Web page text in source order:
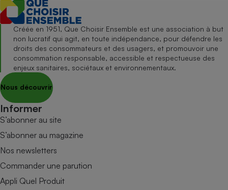
Créée en 1951, Que Choisir Ensemble est une association à but
non lucratif qui agit, en toute indépendance, pour défendre les
droits des consommateurs et des usagers, et promouvoir une
consommation responsable, accessible et respectueuse des
enjeux sanitaires, sociétaux et environnementaux.
Nous découvrir
Informer
S’abonner au site
S’abonner au magazine
Nos newsletters
Commander une parution
Appli Quel Produit